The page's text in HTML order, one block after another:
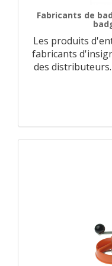
Fabricants de
Les produits
fabricants
des